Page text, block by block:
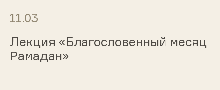
11.03
Лекция «Благословенный месяц
Рамадан»